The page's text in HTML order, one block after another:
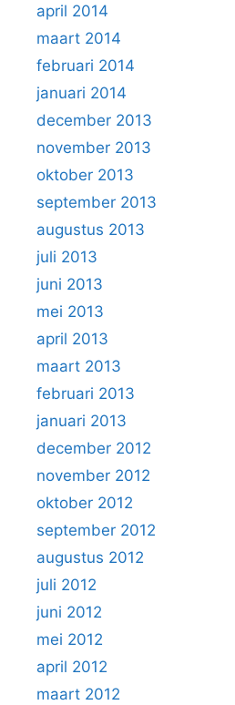
april 2014
maart 2014
februari 2014
januari 2014
december 2013
november 2013
oktober 2013
september 2013
augustus 2013
juli 2013
juni 2013
mei 2013
april 2013
maart 2013
februari 2013
januari 2013
december 2012
november 2012
oktober 2012
september 2012
augustus 2012
juli 2012
juni 2012
mei 2012
april 2012
maart 2012